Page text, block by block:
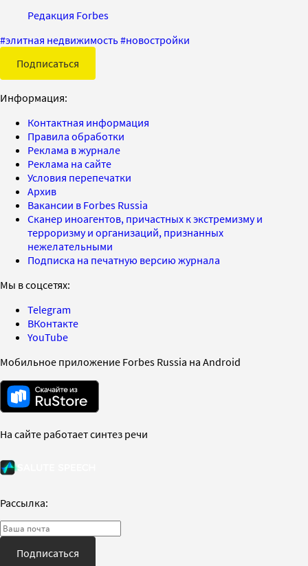
Редакция Forbes
#элитная недвижимость#новостройки
Подписаться
Информация:
Контактная информация
Правила обработки
Реклама в журнале
Реклама на сайте
Условия перепечатки
Архив
Вакансии в Forbes Russia
Сканер иноагентов, причастных к экстремизму и
терроризму и организаций, признанных
нежелательными
Подписка на печатную версию журнала
Мы в соцсетях:
Telegram
ВКонтакте
YouTube
Мобильное приложение Forbes Russia на Android
На сайте работает синтез речи
Рассылка:
Подписаться